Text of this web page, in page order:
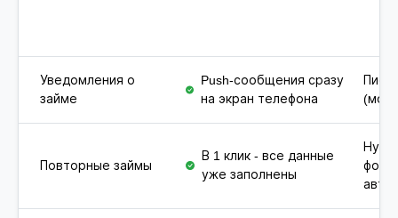
Уведомления о
займе
Push-сообщения сразу
на экран телефона
Повторные займы
В 1 клик - все данные
уже заполнены